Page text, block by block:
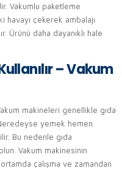
Vakumlu paketleme
havayı çekerek ambalajı
Ürünü daha dayanıklı hale
– Vakum
makineleri genellikle gıda
yemek hemen
Bu nedenle gıda
Vakum makinesinin
çalışma ve zamandan